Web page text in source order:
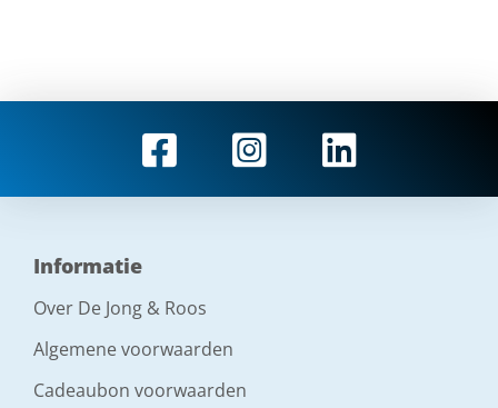
Informatie
Over De Jong & Roos
Algemene voorwaarden
Cadeaubon voorwaarden